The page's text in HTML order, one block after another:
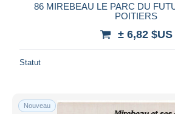
86 MIREBEAU LE PARC DU
POITIERS
± 6,82 $US
Statut
Nouveau